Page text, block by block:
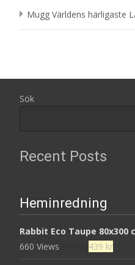
Mugg Världens härligaste
Sök
Recent Posts
Heminredning
Rabbit Eco Taupe 80x300
660 Views
Det
439 krDet